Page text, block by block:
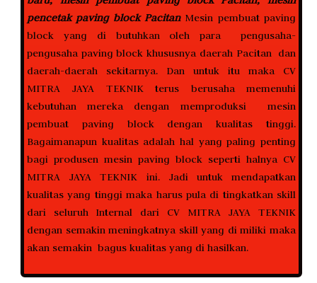
pencetak paving block Pacitan Mesin pembuat paving
block yang di butuhkan oleh para pengusaha-
pengusaha paving block khususnya daerah Pacitan dan
daerah-daerah sekitarnya. Dan untuk itu maka CV
MITRA JAYA TEKNIK terus berusaha memenuhi
kebutuhan mereka dengan memproduksi mesin
pembuat paving block dengan kualitas tinggi.
Bagaimanapun kualitas adalah hal yang paling penting
bagi produsen mesin paving block seperti halnya CV
MITRA JAYA TEKNIK ini. Jadi untuk mendapatkan
kualitas yang tinggi maka harus pula di tingkatkan skill
dari seluruh Internal dari CV MITRA JAYA TEKNIK
dengan semakin meningkatnya skill yang di miliki maka
akan semakin bagus kualitas yang di hasilkan.